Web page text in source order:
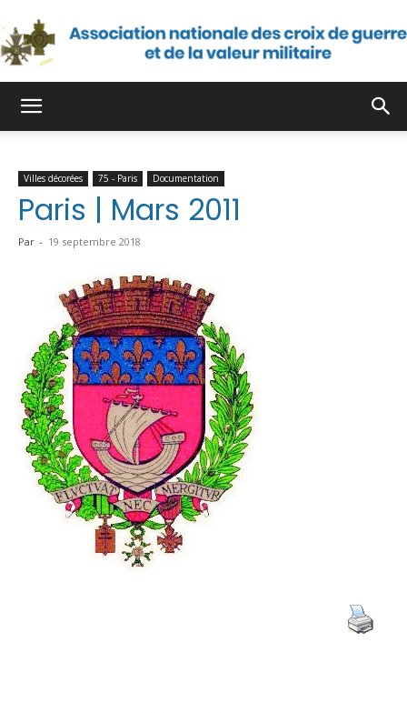
nationale
croix
de
guerre
Villes décorées 75 - Paris Documentation
Paris | Mars 2011
Par - 19 septembre 2018